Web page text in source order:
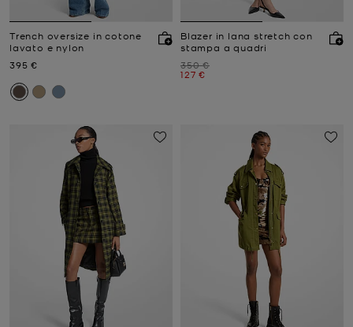
Trench oversize in cotone
lavato e nylon
Prezzo attuale
395 €
Blazer in lana stretch con
stampa a quadri
Prezzo iniziale
350 €
Prezzo attuale
127 €